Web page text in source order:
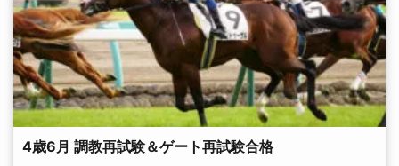
4歳6月 調教再試験＆ゲート再試験合格